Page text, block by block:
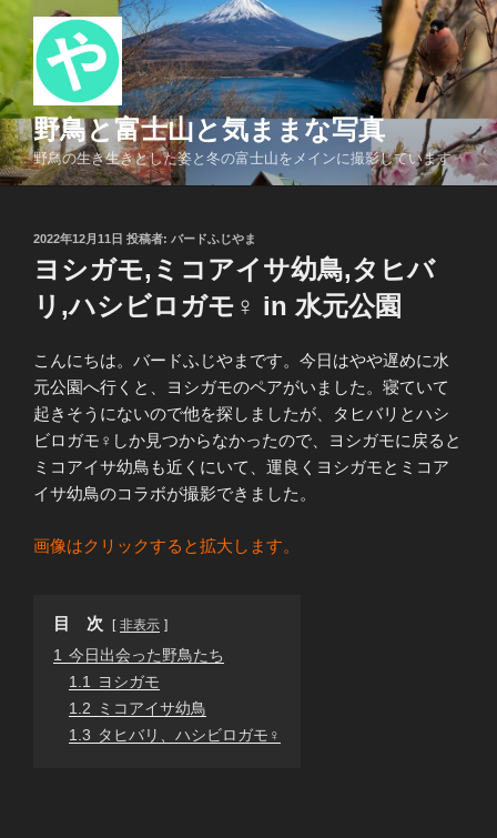
コ
ン
テ
ン
ツ
へ
ス
野鳥と富士山と気ままな写真
野鳥の生き生きとした姿と冬の富士山をメインに撮影しています
投
稿
日:
2022年12月11日 投稿者: バードふじやま
ヨシガモ,ミコアイサ幼鳥,タヒバ
リ,ハシビロガモ♀ in 水元公園
こんにちは。バードふじやまです。今日はやや遅めに水
元公園へ行くと、ヨシガモのペアがいました。寝ていて
起きそうにないので他を探しましたが、タヒバリとハシ
ビロガモ♀しか見つからなかったので、ヨシガモに戻ると
ミコアイサ幼鳥も近くにいて、運良くヨシガモとミコア
イサ幼鳥のコラボが撮影できました。
画像はクリックすると拡大します。
目 次 非表示
1
今日出会った野鳥たち
1.1
ヨシガモ
1.2
ミコアイサ幼鳥
1.3 タヒバリ、ハシビロガモ♀